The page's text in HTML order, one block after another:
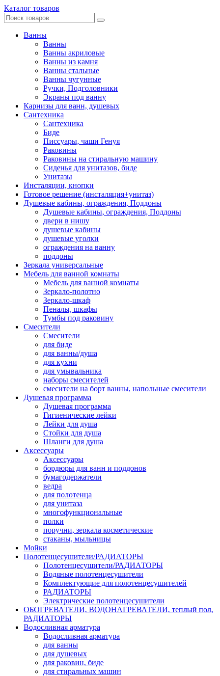
Каталог товаров
Ванны
Ванны
Ванны акриловые
Ванны из камня
Ванны стальные
Ванны чугунные
Ручки, Подголовники
Экраны под ванну
Карнизы для ванн, душевых
Сантехника
Сантехника
Биде
Писсуары, чаши Генуя
Раковины
Раковины на стиральную машину
Сиденья для унитазов, биде
Унитазы
Инсталяции, кнопки
Готовое решение (инсталяция+унитаз)
Душевые кабины, ограждения, Поддоны
Душевые кабины, ограждения, Поддоны
двери в нишу
душевые кабины
душевые уголки
ограждения на ванну
поддоны
Зеркала универсальные
Мебель для ванной комнаты
Мебель для ванной комнаты
Зеркало-полотно
Зеркало-шкаф
Пеналы, шкафы
Тумбы под раковину
Смесители
Смесители
для биде
для ванны/душа
для кухни
для умывальника
наборы смесителей
смесители на борт ванны, напольные смесители
Душевая программа
Душевая программа
Гигиенические лейки
Лейки для душа
Стойки для душа
Шланги для душа
Аксессуары
Аксессуары
бордюры для ванн и поддонов
бумагодержатели
ведра
для полотенца
для унитаза
многофункциональные
полки
поручни, зеркала косметические
стаканы, мыльницы
Мойки
Полотенцесушители/РАДИАТОРЫ
Полотенцесушители/РАДИАТОРЫ
Водяные полотенцесушители
Комплектующие для полотенцесушителей
РАДИАТОРЫ
Электрические полотенцесушители
ОБОГРЕВАТЕЛИ, ВОДОНАГРЕВАТЕЛИ, теплый пол,
РАДИАТОРЫ
Водосливная арматура
Водосливная арматура
для ванны
для душевых
для раковин, биде
для стиральных машин